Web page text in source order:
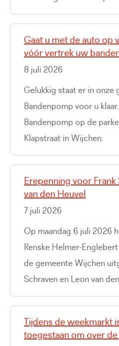
Gaat u met de auto op
vóór vertrek uw
8 juli 2026
Gelukkig staat er in onze
Bandenpomp voor u
Bandenpomp op de
Klapstraat in Wijchen.
Erepenning voor
van den Heuvel
7 juli 2026
Op maandag 6 juli 2026
Renske Helmer-
de gemeente Wijchen
Schraven en Leon van
Tijdens de weekmarkt
toegestaan om over